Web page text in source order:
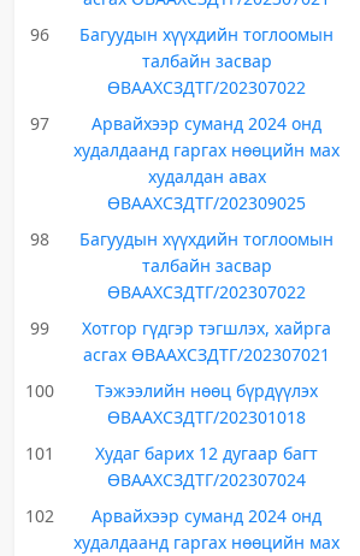
96
Багуудын хүүхдийн тоглоомын
талбайн засвар
ӨВААХСЗДТГ/202307022
97
Арвайхээр суманд 2024 онд
худалдаанд гаргах нөөцийн мах
худалдан авах
ӨВААХСЗДТГ/202309025
98
Багуудын хүүхдийн тоглоомын
талбайн засвар
ӨВААХСЗДТГ/202307022
99
Хотгор гүдгэр тэгшлэх, хайрга
асгах ӨВААХСЗДТГ/202307021
100
Тэжээлийн нөөц бүрдүүлэх
ӨВААХСЗДТГ/202301018
101
Худаг барих 12 дугаар багт
ӨВААХСЗДТГ/202307024
102
Арвайхээр суманд 2024 онд
худалдаанд гаргах нөөцийн мах